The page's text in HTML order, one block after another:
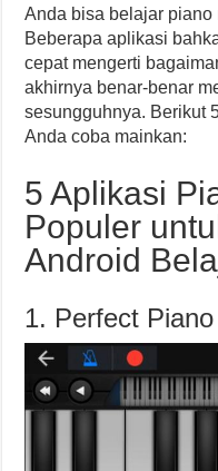
Anda bisa belajar piano
Beberapa aplikasi
cepat mengerti
akhirnya benar-benar
sesungguhnya. Berikut
Anda coba mainkan:
5 Aplikasi
Populer
Android
1. Perfect Piano